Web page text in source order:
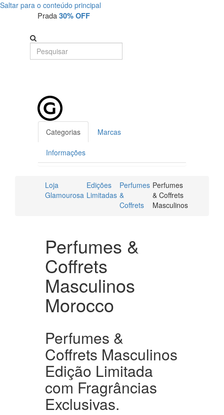
Saltar para o conteúdo principal
Prada30% OFF
Categorias Marcas
Informações
Loja
Glamourosa
Edições
Limitadas
Perfumes
&
Coffrets
Perfumes
& Coffrets
Masculinos
Perfumes &
Coffrets
Masculinos
Morocco
Perfumes &
Coffrets Masculinos
Edição Limitada
com Fragrâncias
Exclusivas.